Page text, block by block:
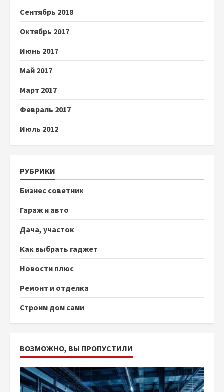
Сентябрь 2018
Октябрь 2017
Июнь 2017
Май 2017
Март 2017
Февраль 2017
Июль 2012
РУБРИКИ
Бизнес советник
Гараж и авто
Дача, участок
Как выбрать гаджет
Новости плюс
Ремонт и отделка
Строим дом сами
ВОЗМОЖНО, ВЫ ПРОПУСТИЛИ